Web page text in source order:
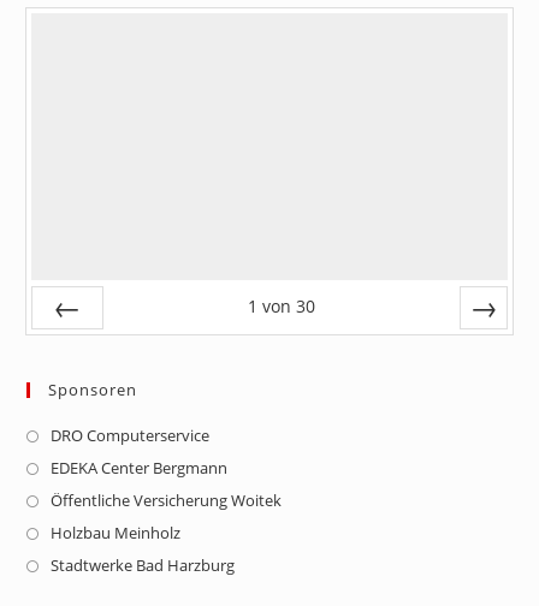
1 von 30
Sponsoren
DRO ComputerserviceOpens
in
a
EDEKA Center Bergmann
in
new
Öffentliche Versicherung WoitekOpens
Holzbau MeinholzOpens
in
Stadtwerke Bad HarzburgOpens